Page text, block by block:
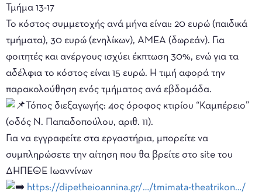
Τμήμα 13-17
Το κόστος συμμετοχής ανά μήνα είναι: 20 ευρώ (παιδικά
τμήματα), 30 ευρώ (ενηλίκων), ΑΜΕΑ (δωρεάν). Για
φοιτητές και ανέργους ισχύει έκπτωση 30%, ενώ για τα
αδέλφια το κόστος είναι 15 ευρώ. Η τιμή αφορά την
παρακολούθηση ενός τμήματος ανά εβδομάδα.
Τόπος διεξαγωγής: 4ος όροφος κτιρίου “Καμπέρειο”
(οδός Ν. Παπαδοπούλου, αριθ. 11).
Για να εγγραφείτε στα εργαστήρια, μπορείτε να
συμπληρώσετε την αίτηση που θα βρείτε στο site του
ΔΗΠΕΘΕ Ιωαννίνων
https://dipetheioannina.gr/…/tmimata-theatrikon…/